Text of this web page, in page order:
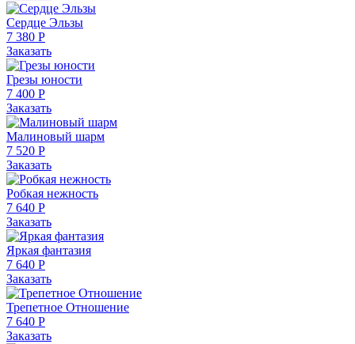
Сердце Эльзы
7 380 Р
Заказать
Грезы юности
7 400 Р
Заказать
Малиновый шарм
7 520 Р
Заказать
Робкая нежность
7 640 Р
Заказать
Яркая фантазия
7 640 Р
Заказать
Трепетное Отношение
7 640 Р
Заказать